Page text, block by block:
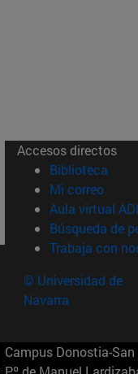
Accesos directos
Biblioteca
Mi correo(abre
Aula virtual ADI
Búsqueda de
Trabaja con
© Universidad de
Navarra
Campus Donostia-